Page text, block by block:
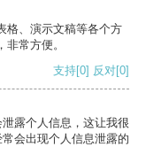
格、演示文稿等各个方
常方便。
支持[0] 反对[0]
露个人信息，这让我很
会出现个人信息泄露的